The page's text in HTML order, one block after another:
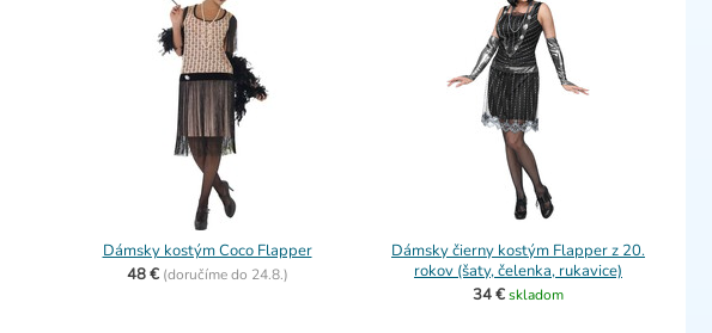
Dámsky kostým Coco Flapper
48 € (doručíme do 24.8.)
Dámsky čierny kostým Flapper z 20.
rokov (šaty, čelenka, rukavice)
34 €skladom